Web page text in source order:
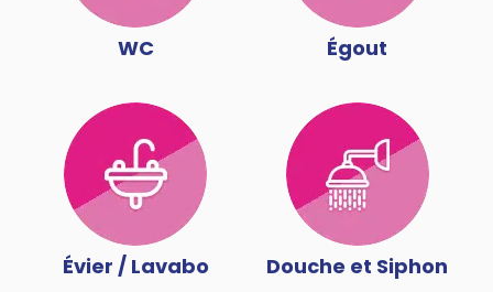
WC Égout
Évier / Lavabo Douche et Siphon